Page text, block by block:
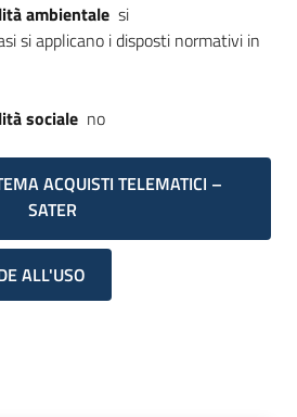
ambientale si
si applicano i disposti normativi in
sociale no
ACQUISTI TELEMATICI –
SATER
ALL'USO